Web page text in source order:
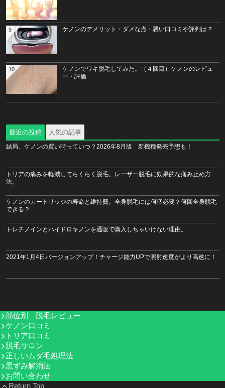
ケノンのデメリット・ダメな点・悪い口コミや評判は？
9
ケノンでワキ脱毛してみた。（４回目）ケノンのレビュ
ー・評価
10
最近の投稿 人気の記事
結局、ケノンの買い時っていつ？2026年8月版 新機種発売予想も！
トリアの痛みを軽減してらくらく脱毛。レーザー脱毛に効果的な痛み止め方
法。
ケノンのカートリッジの寿命と維持費。全身脱毛には何個必要？何回全身脱毛
できる？
トレチノインとハイドロキノンを通販で購入しちゃいけない理由。
2021年1月4日バージョンアップ！チャージ能力UPで照射速度がより高速に！
部位別 脱毛レビュー
ケノン口コミ
トリア口コミ
脱毛サロン
正しいムダ毛処理法
黒ずみ解消法
お問い合わせ
Return Top